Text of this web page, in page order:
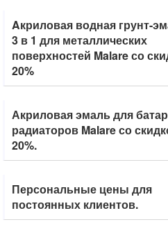
Aкриловая водная грунт-
3 в 1 для металлических
поверхностей Malare со
20%
Акриловая эмаль для
радиаторов Malare со
20%.
Персональные цены для
постоянных клиентов.